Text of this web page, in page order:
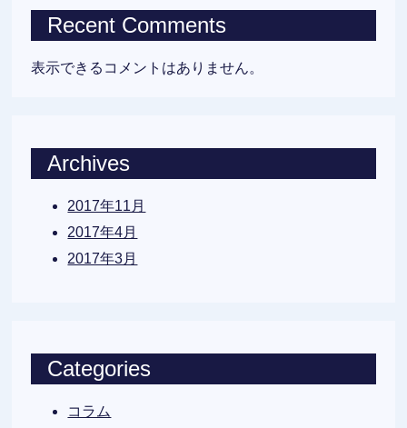
Recent Comments
表示できるコメントはありません。
Archives
2017年11月
2017年4月
2017年3月
Categories
コラム